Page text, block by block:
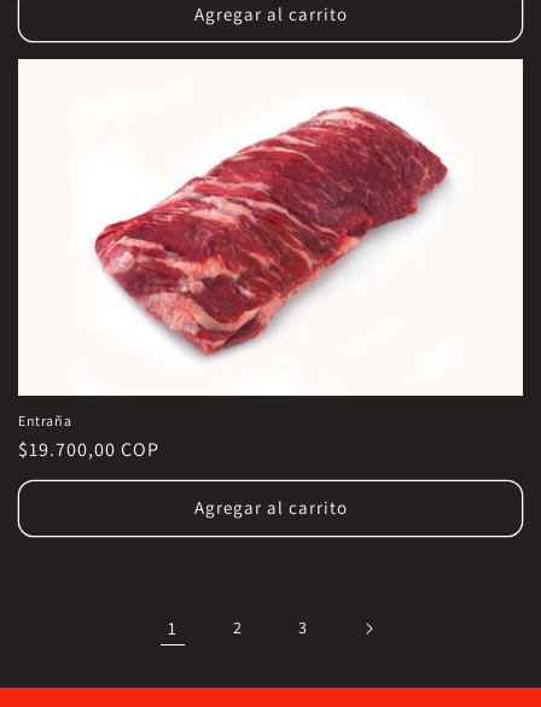
Agregar al carrito
Entraña
Precio
habitual
$19.700,00 COP
Agregar al carrito
1 2 3